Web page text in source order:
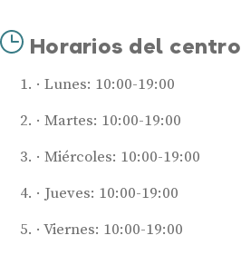
Horarios del centro
Lunes: 10:00-19:00
Martes: 10:00-19:00
Miércoles: 10:00-19:00
Jueves: 10:00-19:00
Viernes: 10:00-19:00